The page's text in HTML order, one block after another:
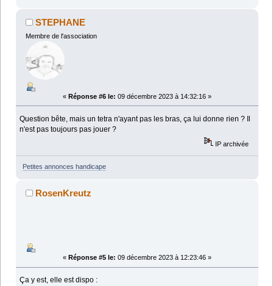
STEPHANE
Membre de l'association
« Réponse #6 le: 09 décembre 2023 à 14:32:16 »
Question bête, mais un tetra n'ayant pas les bras, ça lui donne rien ? Il
n'est pas toujours pas jouer ?
IP archivée
Petites annonces handicape
RosenKreutz
« Réponse #5 le: 09 décembre 2023 à 12:23:46 »
Ça y est, elle est dispo :